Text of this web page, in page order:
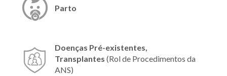
Parto
Doenças Pré-existentes,
Transplantes (Rol de Procedimentos da
ANS)